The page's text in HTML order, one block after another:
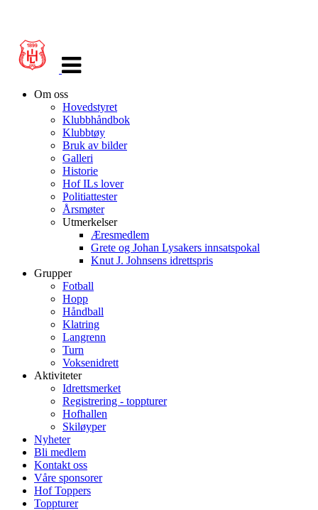
navigasjon
Om oss
Hovedstyret
Klubbhåndbok
Klubbtøy
Bruk av bilder
Galleri
Historie
Hof ILs lover
Politiattester
Årsmøter
Utmerkelser
Æresmedlem
Grete og Johan Lysakers innsatspokal
Knut J. Johnsens idrettspris
Grupper
Fotball
Hopp
Håndball
Klatring
Langrenn
Turn
Voksenidrett
Aktiviteter
Idrettsmerket
Registrering - toppturer
Hofhallen
Skiløyper
Nyheter
Bli medlem
Kontakt oss
Våre sponsorer
Hof Toppers
Toppturer